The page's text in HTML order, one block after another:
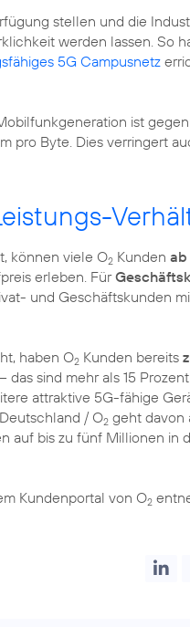
stellen und die
werden lassen. So
5G Campusnetz
ist
pro Byte. Dies verringert
können viele O2 Kunden ab
erleben. Für
und Geschäftskunden
haben O2 Kunden bereits
das sind mehr als 15
attraktive 5G-fähige
/ O2 geht davon
auf bis zu fünf Millionen in
Kundenportal von O2